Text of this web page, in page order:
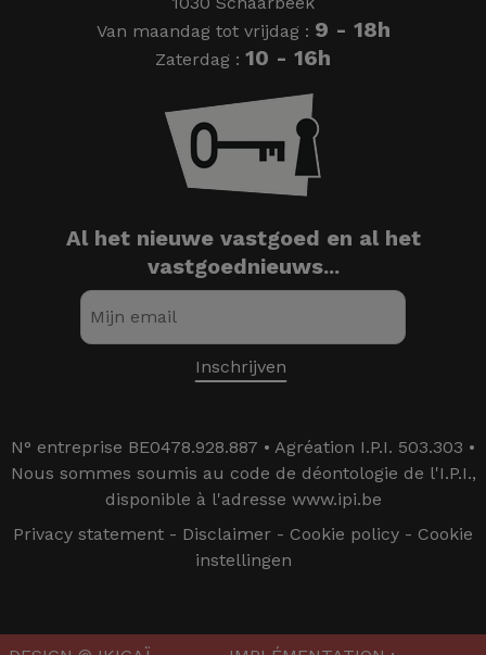
Van maandag tot vrijdag : 9 - 18h
Zaterdag : 10 - 16h
Al het nieuwe vastgoed en al het
vastgoednieuws...
N° entreprise BE0478.928.887 • Agréation I.P.I. 503.303 •
Nous sommes soumis au code de déontologie de l'I.P.I.,
disponible à l'adresse www.ipi.be
Privacy statement - Disclaimer - Cookie policy - Cookie
instellingen